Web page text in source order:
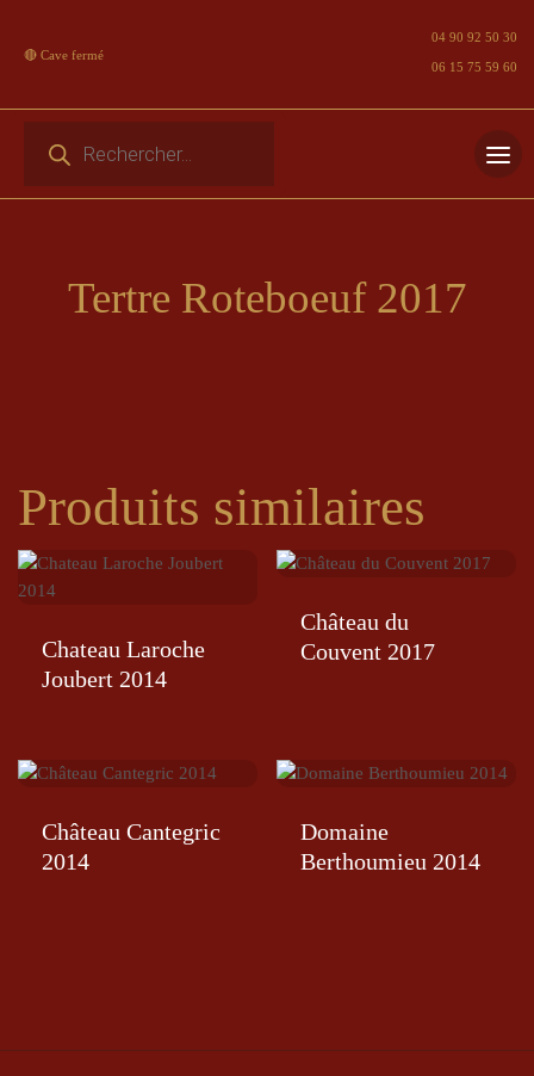
🔴 Cave fermé
04 90 92 50 30
06 15 75 59 60
Tertre Roteboeuf 2017
Produits similaires
Chateau Laroche
Joubert 2014
Château du
Couvent 2017
Château Cantegric
2014
Domaine
Berthoumieu 2014